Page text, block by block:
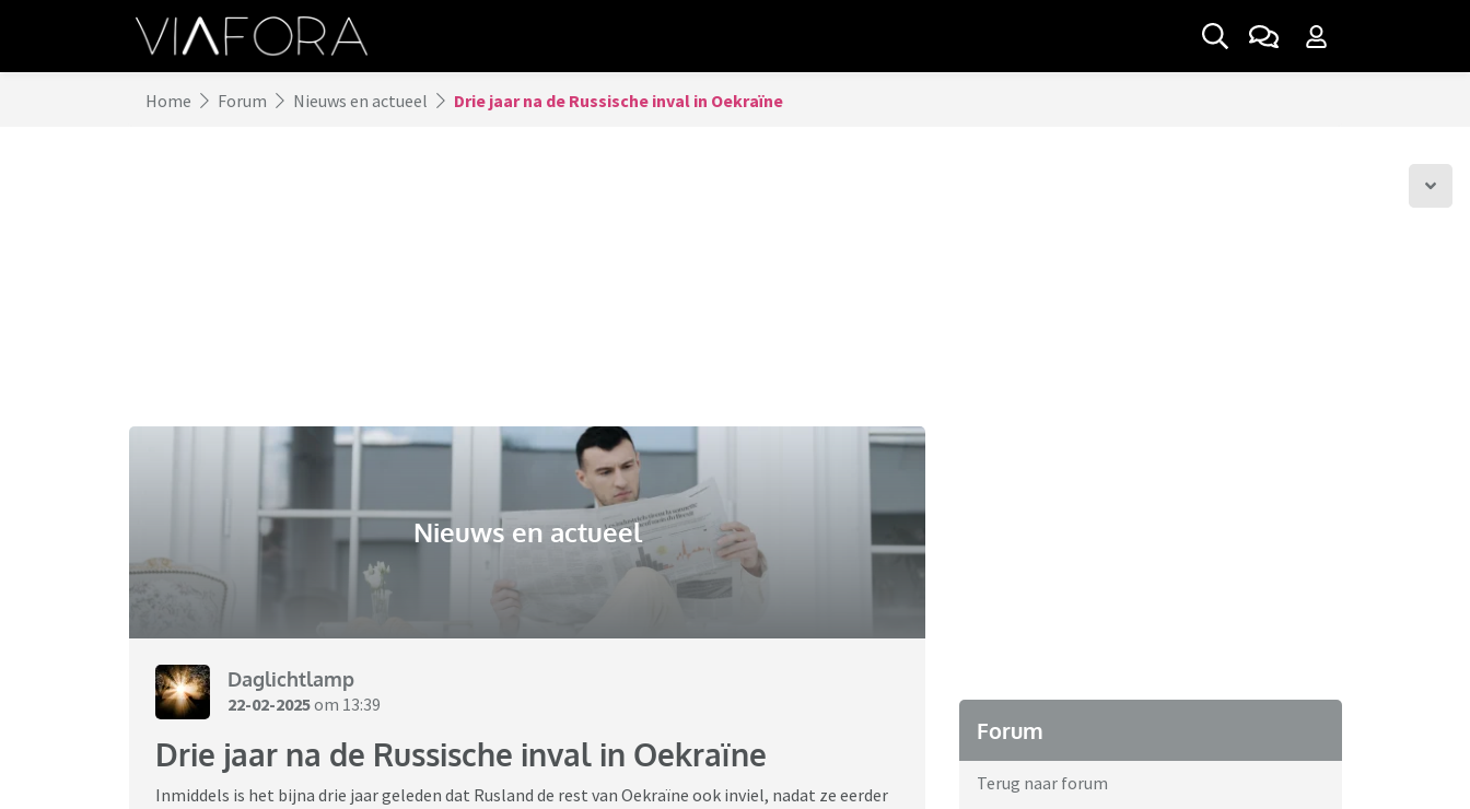
Home Forum Nieuws en actueel Drie jaar na de Russische inval in Oekraïne
Nieuws en actueel
Daglichtlamp
22-02-2025om 13:39
Drie jaar na de Russische inval in Oekraïne
Inmiddels is het bijna drie jaar geleden dat Rusland de rest van Oekraïne ook inviel, nadat ze eerder
Forum
Terug naar forum